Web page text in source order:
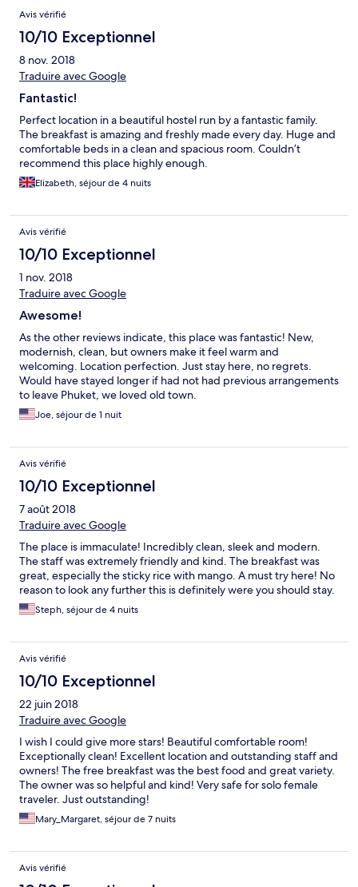
Avis vérifié
10/10 Exceptionnel
8 nov. 2018
Traduire avec Google
Fantastic!
Perfect location in a beautiful hostel run by a fantastic family.
The breakfast is amazing and freshly made every day. Huge and
comfortable beds in a clean and spacious room. Couldn’t
recommend this place highly enough.
Elizabeth, séjour de 4 nuits
Avis vérifié
10/10 Exceptionnel
1 nov. 2018
Traduire avec Google
Awesome!
As the other reviews indicate, this place was fantastic! New,
modernish, clean, but owners make it feel warm and
welcoming. Location perfection. Just stay here, no regrets.
Would have stayed longer if had not had previous arrangements
to leave Phuket, we loved old town.
Joe, séjour de 1 nuit
Avis vérifié
10/10 Exceptionnel
7 août 2018
Traduire avec Google
The place is immaculate! Incredibly clean, sleek and modern.
The staff was extremely friendly and kind. The breakfast was
great, especially the sticky rice with mango. A must try here! No
reason to look any further this is definitely were you should stay.
Steph, séjour de 4 nuits
Avis vérifié
10/10 Exceptionnel
22 juin 2018
Traduire avec Google
I wish I could give more stars! Beautiful comfortable room!
Exceptionally clean! Excellent location and outstanding staff and
owners! The free breakfast was the best food and great variety.
The owner was so helpful and kind! Very safe for solo female
traveler. Just outstanding!
Mary_Margaret, séjour de 7 nuits
Avis vérifié